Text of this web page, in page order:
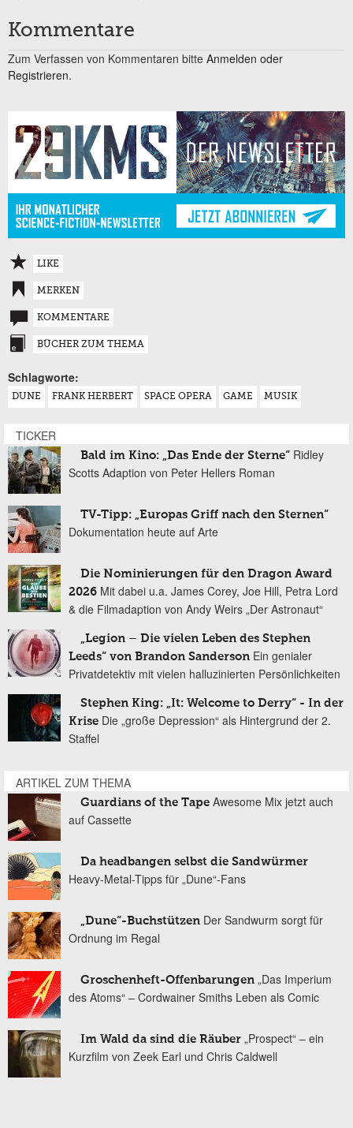
Kommentare
Zum Verfassen von Kommentaren bitte Anmelden oder
Registrieren.
LIKE
MERKEN
KOMMENTARE
BÜCHER ZUM THEMA
Schlagworte:
DUNE FRANK HERBERT SPACE OPERA GAME MUSIK
TICKER
Bald im Kino: „Das Ende der Sterne“ Ridley
Scotts Adaption von Peter Hellers Roman
TV-Tipp: „Europas Griff nach den Sternen“
Dokumentation heute auf Arte
Die Nominierungen für den Dragon Award
2026 Mit dabei u.a. James Corey, Joe Hill, Petra Lord
& die Filmadaption von Andy Weirs „Der Astronaut“
„Legion – Die vielen Leben des Stephen
Leeds“ von Brandon Sanderson Ein genialer
Privatdetektiv mit vielen halluzinierten Persönlichkeiten
Stephen King: „It: Welcome to Derry“ - In der
Krise Die „große Depression“ als Hintergrund der 2.
Staffel
ARTIKEL ZUM THEMA
Guardians of the Tape Awesome Mix jetzt auch
auf Cassette
Da headbangen selbst die Sandwürmer
Heavy-Metal-Tipps für „Dune“-Fans
„Dune“-Buchstützen Der Sandwurm sorgt für
Ordnung im Regal
Groschenheft-Offenbarungen „Das Imperium
des Atoms“ – Cordwainer Smiths Leben als Comic
Im Wald da sind die Räuber „Prospect“ – ein
Kurzfilm von Zeek Earl und Chris Caldwell